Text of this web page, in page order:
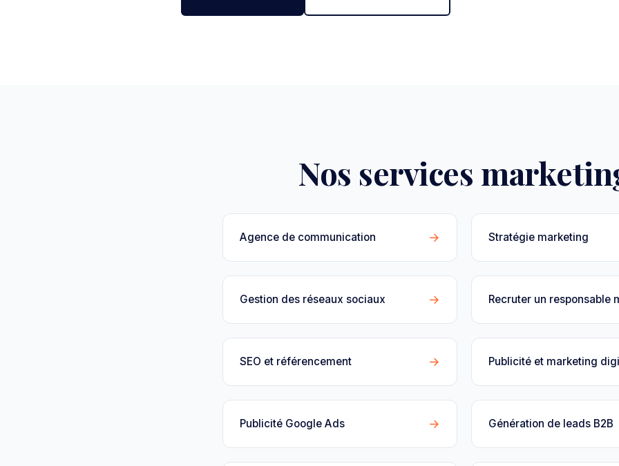
Nos services
Agence de communication → Stratégie marketing
Gestion des réseaux sociaux → Recruter un responsable
SEO et référencement → Publicité et marketing
Publicité Google Ads → Génération de leads B2B